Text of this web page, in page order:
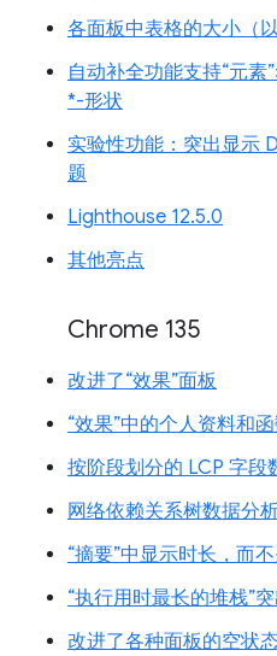
各面板中表格的大小（以
自动补全功能支持“元素
*-形状
实验性功能：突出显示
题
Lighthouse 12.5.0
其他亮点
Chrome 135
改进了“效果”面板
“效果”中的个人资料和
按阶段划分的 LCP 字段
网络依赖关系树数据分
“摘要”中显示时长，而
“执行用时最长的堆栈”
改进了各种面板的空状